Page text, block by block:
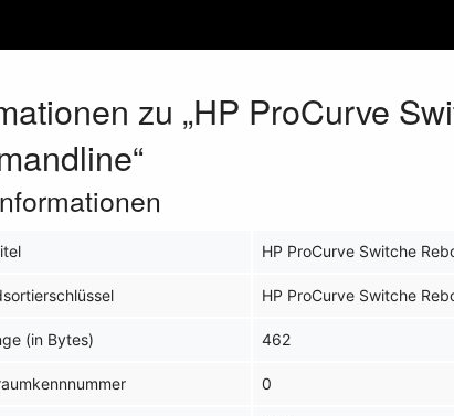
zu „HP ProCurve
HP ProCurve Switche
HP ProCurve Switche
(in Bytes) 462
0